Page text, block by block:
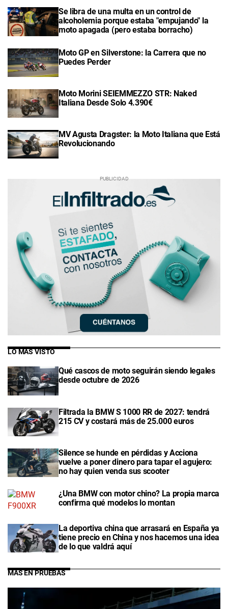
Se libra de una multa en un control de
alcoholemia porque estaba "empujando" la
moto apagada (pero estaba borracho)
Moto GP en Silverstone: la Carrera que no
Puedes Perder
Moto Morini SEIEMMEZZO STR: Naked
Italiana Desde Solo 4.390€
MV Agusta Dragster: la Moto Italiana que Está
Revolucionando
LO MÁS VISTO
Qué cascos de moto seguirán siendo legales
desde octubre de 2026
Filtrada la BMW S 1000 RR de 2027: tendrá
215 CV y costará más de 25.000 euros
Silence se hunde en pérdidas y Acciona
vuelve a poner dinero para tapar el agujero:
no hay quien venda sus scooter
¿Una BMW con motor chino? La propia marca
confirma qué modelos lo montan
La deportiva china que arrasará en España ya
tiene precio en China y nos hacemos una idea
de lo que valdrá aquí
MÁS EN PRUEBAS